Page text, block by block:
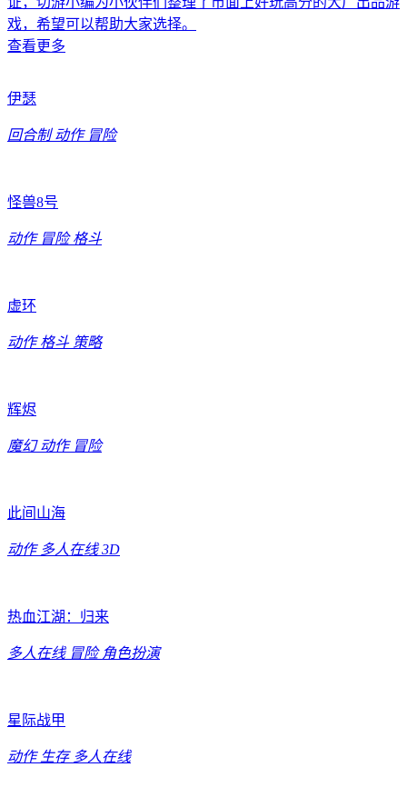
戏，希望可以帮助大家选择。
查看更多
伊瑟
回合制 动作 冒险
怪兽8号
动作 冒险 格斗
虚环
动作 格斗 策略
辉烬
魔幻 动作 冒险
此间山海
动作 多人在线 3D
热血江湖：归来
多人在线 冒险 角色扮演
星际战甲
动作 生存 多人在线